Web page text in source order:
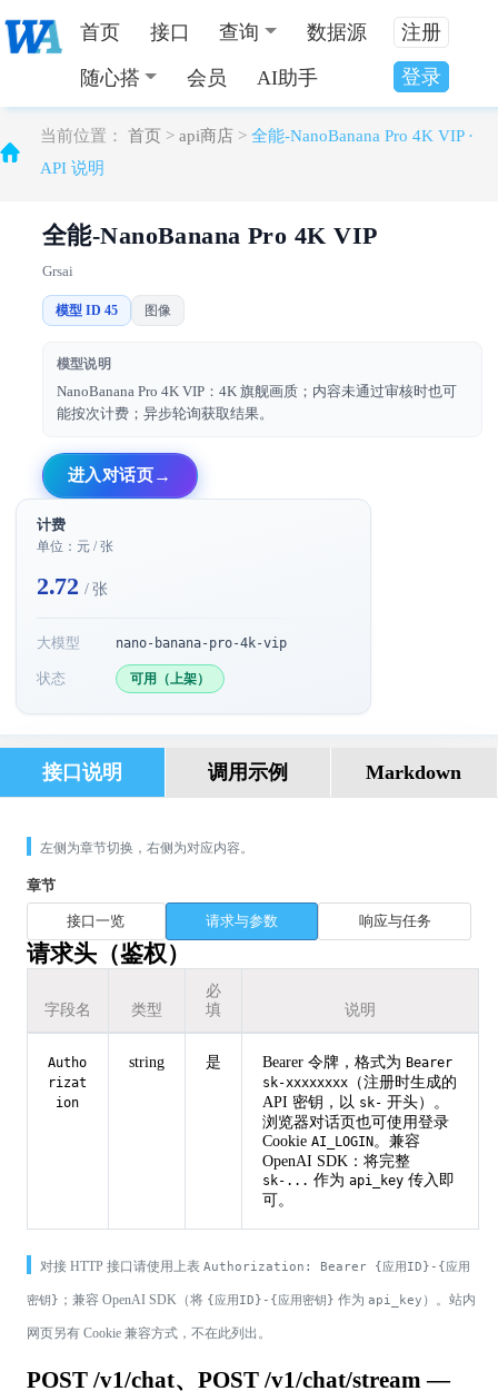
首页 接口 查询 数据源
随心搭 会员 AI助手
注册
登录
当前位置： 首页 > api商店> 全能-NanoBanana Pro 4K VIP ·
API 说明
全能-NanoBanana Pro 4K VIP
Grsai
模型 ID 45 图像
模型说明
NanoBanana Pro 4K VIP：4K 旗舰画质；内容未通过审核时也可
能按次计费；异步轮询获取结果。
进入对话页
计费
单位：元 / 张
2.72 / 张
大模型 nano-banana-pro-4k-vip
状态 可用（上架）
接口说明 调用示例 Markdown
左侧为章节切换，右侧为对应内容。
章节
接口一览 请求与参数 响应与任务
请求头（鉴权）
字段名 类型
必
填
说明
Autho
rizat
ion
string 是 Bearer 令牌，格式为 Bearer
sk-xxxxxxxx（注册时生成的
API 密钥，以 sk- 开头）。
浏览器对话页也可使用登录
Cookie AI_LOGIN。兼容
OpenAI SDK：将完整
sk-... 作为 api_key传入即
可。
对接 HTTP 接口请使用上表 Authorization: Bearer {应用ID}-{应用
密钥} ；兼容 OpenAI SDK（将 {应用ID}-{应用密钥} 作为 api_key ）。站内
网页另有 Cookie 兼容方式，不在此列出。
POST /v1/chat、POST /v1/chat/stream —